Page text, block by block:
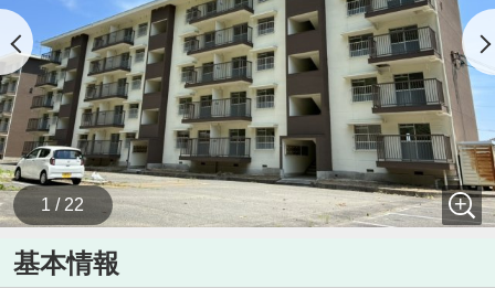
1 / 22
基本情報